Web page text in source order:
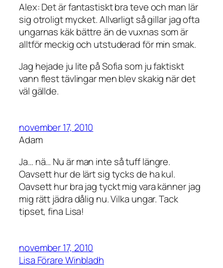
Alex: Det är fantastiskt bra teve och man lär
sig otroligt mycket. Allvarligt så gillar jag ofta
ungarnas käk bättre än de vuxnas som är
alltför meckig och utstuderad för min smak.
Jag hejade ju lite på Sofia som ju faktiskt
vann flest tävlingar men blev skakig när det
väl gällde.
november 17, 2010
Adam
Ja… nä… Nu är man inte så tuff längre.
Oavsett hur de lärt sig tycks de ha kul.
Oavsett hur bra jag tyckt mig vara känner jag
mig rätt jädra dålig nu. Vilka ungar. Tack
tipset, fina Lisa!
november 17, 2010
Lisa Förare Winbladh